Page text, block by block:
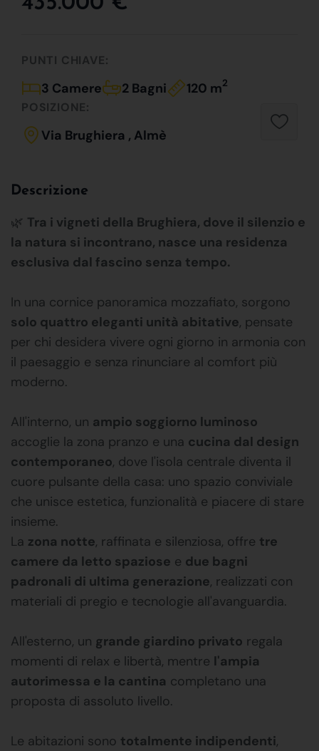
PUNTI CHIAVE:
3 Camere 2 Bagni 120 m2
POSIZIONE:
Via Brughiera , Almè
Descrizione
🌿 Tra i vigneti della Brughiera, dove il silenzio e
la natura si incontrano, nasce una residenza
esclusiva dal fascino senza tempo.
In una cornice panoramica mozzafiato, sorgono
solo quattro eleganti unità abitative, pensate
per chi desidera vivere ogni giorno in armonia con
il paesaggio e senza rinunciare al comfort più
moderno.
All'interno, un ampio soggiorno luminoso
accoglie la zona pranzo e una cucina dal design
contemporaneo, dove l'isola centrale diventa il
cuore pulsante della casa: uno spazio conviviale
che unisce estetica, funzionalità e piacere di stare
insieme.
La zona notte, raffinata e silenziosa, offre tre
camere da letto spaziose e due bagni
padronali di ultima generazione, realizzati con
materiali di pregio e tecnologie all'avanguardia.
All'esterno, un grande giardino privato regala
momenti di relax e libertà, mentre l'ampia
autorimessa e la cantina completano una
proposta di assoluto livello.
Le abitazioni sono totalmente indipendenti,